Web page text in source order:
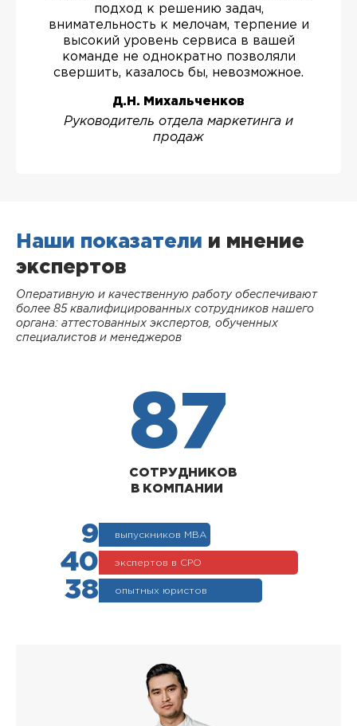
подход к решению задач,
внимательность к мелочам, терпение и
высокий уровень сервиса в вашей
команде не однократно позволяли
свершить, казалось бы, невозможное.
Д.Н. Михальченков
Руководитель отдела маркетинга и
продаж
Наши показатели и мнение
экспертов
Оперативную и качественную работу обеспечивают
более 85 квалифицированных сотрудников нашего
органа: аттестованных экспертов, обученных
специалистов и менеджеров
87
СОТРУДНИКОВ
В КОМПАНИИ
9 выпускников МВА
40 экспертов в СРО
38 опытных юристов